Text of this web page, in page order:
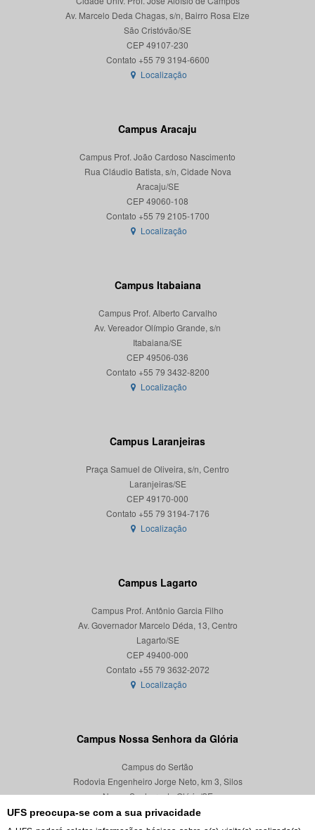
UFS preocupa-se com a sua privacidade
Av. Marcelo Deda Chagas, s/n, Bairro Rosa Elze
São Cristóvão/SE
CEP 49107-230
Localização
Campus Aracaju
Campus Prof. João Cardoso Nascimento
Rua Cláudio Batista, s/n, Cidade Nova
Aracaju/SE
CEP 49060-108
Localização
Campus Itabaiana
Campus Prof. Alberto Carvalho
Av. Vereador Olímpio Grande, s/n
Itabaiana/SE
CEP 49506-036
Localização
Campus Laranjeiras
Praça Samuel de Oliveira, s/n, Centro
Laranjeiras/SE
CEP 49170-000
Localização
Campus Lagarto
Campus Prof. Antônio Garcia Filho
Av. Governador Marcelo Déda, 13, Centro
Lagarto/SE
CEP 49400-000
Localização
Campus Nossa Senhora da Glória
Campus do Sertão
Rodovia Engenheiro Jorge Neto, km 3, Silos
Nossa Senhora da Glória/SE
CEP 49680-000